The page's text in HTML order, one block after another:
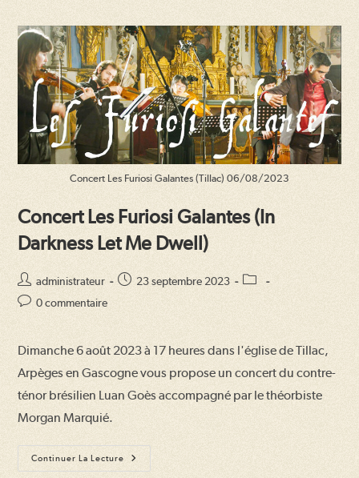
Concert Les Furiosi Galantes (Tillac) 06/08/2023
Concert Les Furiosi Galantes (In
Darkness Let Me Dwell)
Auteur/autrice
de
administrateur
Publication
23 septembre 2023
Post
Commentaires
publication :
0 commentaire
Dimanche 6 août 2023 à 17 heures dans l'église de Tillac,
Arpèges en Gascogne vous propose un concert du contre-
ténor brésilien Luan Goès accompagné par le théorbiste
Morgan Marquié.
Continuer La Lecture
Concert
Les